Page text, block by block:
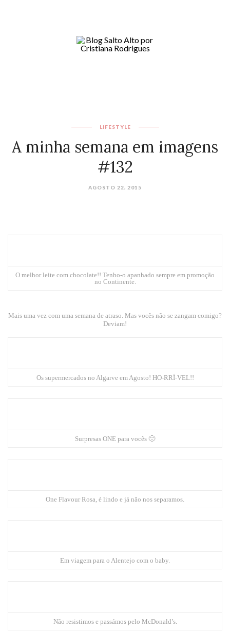
LIFESTYLE
A minha semana em imagens
#132
AGOSTO 22, 2015
O melhor leite com chocolate!! Tenho-o apanhado sempre em promoção
no Continente.
Mais uma vez com uma semana de atraso. Mas vocês não se zangam comigo?
Deviam!
Os supermercados no Algarve em Agosto! HO-RRÍ-VEL!!
Surpresas ONE para vocês 🙂
One Flavour Rosa, é lindo e já não nos separamos.
Em viagem para o Alentejo com o baby.
Não resistimos e passámos pelo McDonald’s.